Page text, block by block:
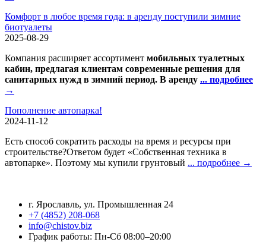
Комфорт в любое время года: в аренду поступили зимние
биотуалеты
2025-08-29
Компания расширяет ассортимент мобильных туалетных
кабин, предлагая клиентам современные решения для
санитарных нужд в зимний период. В аренду ... подробнее
→
Пополнение автопарка!
2024-11-12
Есть способ сократить расходы на время и ресурсы при
строительстве?Ответом будет «Собственная техника в
автопарке». Поэтому мы купили грунтовый ... подробнее →
г. Ярославль, ул. Промышленная 24
+7 (4852) 208-068
info@chistov.biz
График работы: Пн-Сб 08:00–20:00